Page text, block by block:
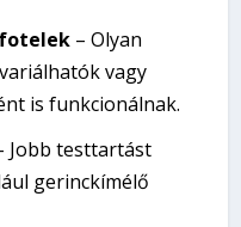
– Olyan
vagy
is funkcionálnak.
Jobb testtartást
gerinckímélő